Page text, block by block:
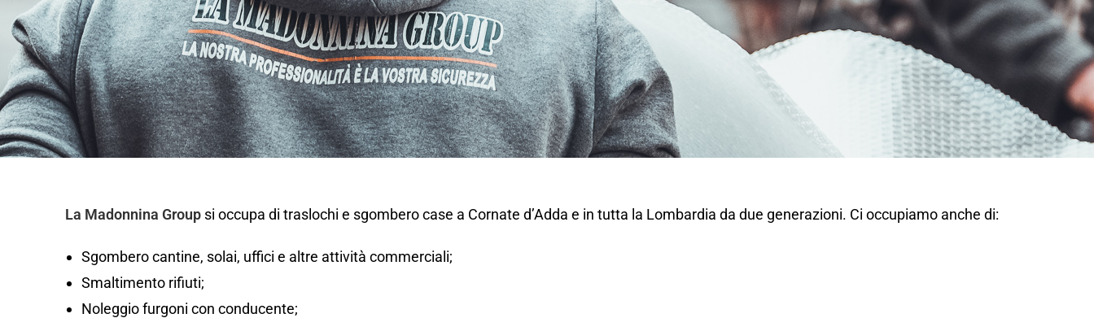
La Madonnina Group si occupa di traslochi e sgombero case a Cornate d’Adda e in tutta la Lombardia da due generazioni. Ci occupiamo anche di:
Sgombero cantine, solai, uffici e altre attività commerciali;
Smaltimento rifiuti;
Noleggio furgoni con conducente;